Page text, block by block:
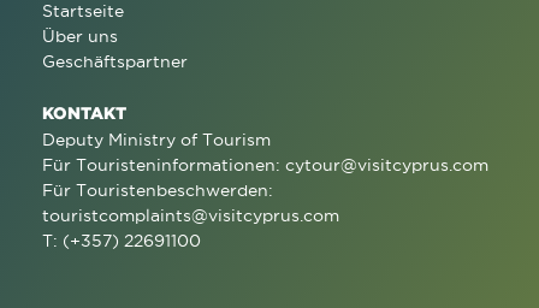
Startseite
Über uns
Geschäftspartner
KONTAKT
Deputy Ministry of Tourism
Für Touristeninformationen: cytour@visitcyprus.com
Für Touristenbeschwerden:
touristcomplaints@visitcyprus.com
T: (+357) 22691100